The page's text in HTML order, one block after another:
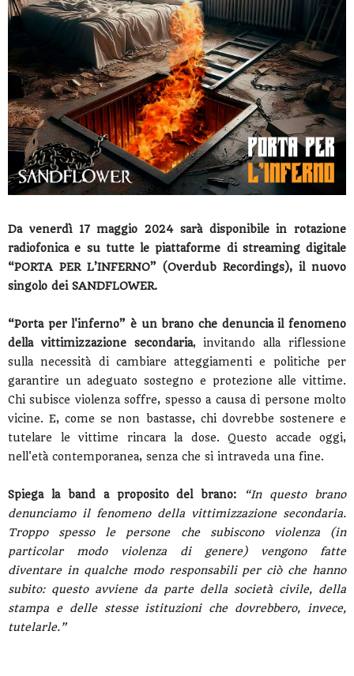
Da venerdì 17 maggio 2024 sarà disponibile in rotazione
radiofonica e su tutte le piattaforme di streaming digitale
“PORTA PER L’INFERNO” (Overdub Recordings), il nuovo
singolo dei SANDFLOWER.
“Porta per l'inferno” è un brano che denuncia il fenomeno
della vittimizzazione secondaria, invitando alla riflessione
sulla necessità di cambiare atteggiamenti e politiche per
garantire un adeguato sostegno e protezione alle vittime.
Chi subisce violenza soffre, spesso a causa di persone molto
vicine. E, come se non bastasse, chi dovrebbe sostenere e
tutelare le vittime rincara la dose. Questo accade oggi,
nell'età contemporanea, senza che si intraveda una fine.
Spiega la band a proposito del brano:
“In questo brano
denunciamo il fenomeno della vittimizzazione secondaria.
Troppo spesso le persone che subiscono violenza (in
particolar modo violenza di genere) vengono fatte
diventare in qualche modo responsabili per ciò che hanno
subito: questo avviene da parte della società civile, della
stampa e delle stesse istituzioni che dovrebbero, invece,
tutelarle.”